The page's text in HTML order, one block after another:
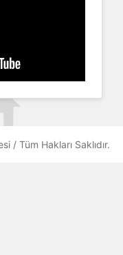
/ Tüm Hakları Saklıdır.